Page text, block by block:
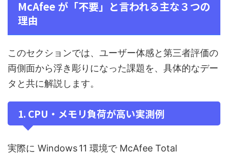
McAfee が「不要」と言われる主な３つの
理由
このセクションでは、ユーザー体感と第三者評価の
両側面から浮き彫りになった課題を、具体的なデー
タと共に解説します。
1. CPU・メモリ負荷が高い実測例
実際に Windows 11 環境で McAfee Total